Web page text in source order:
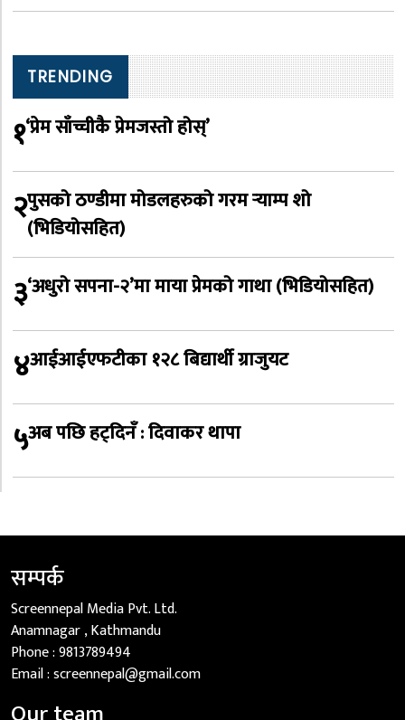
TRENDING
१‘प्रेम साँच्चीकै प्रेमजस्तो होस्’
२पुसको ठण्डीमा मोडलहरुको गरम र्‍याम्प शो
(भिडियोसहित)
३‘अधुरो सपना-२’मा माया प्रेमको गाथा (भिडियोसहित)
४आईआईएफटीका १२८ बिद्यार्थी ग्राजुयट
५अब पछि हट्दिनँ : दिवाकर थापा
सम्पर्क
Screennepal Media Pvt. Ltd.
Anamnagar , Kathmandu
Phone :9813789494
Email :screennepal@gmail.com